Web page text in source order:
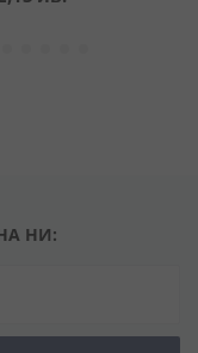
НИ: